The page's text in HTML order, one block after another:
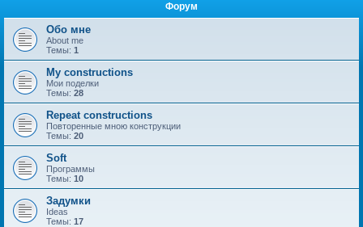
с
Форум
Обо мне
About me
Темы: 1
My constructions
Мои поделки
Темы: 28
Repeat constructions
Повторенные мною конструкции
Темы: 20
Soft
Программы
Темы: 10
Задумки
Ideas
Темы: 17